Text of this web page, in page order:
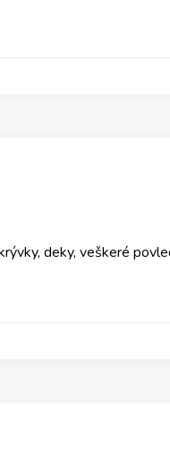
deky, veškeré